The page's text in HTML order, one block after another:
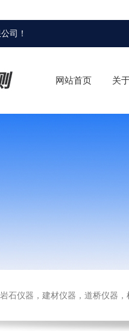
司 ！
网站首页 关
石仪器，建材仪器，道桥仪器，检测